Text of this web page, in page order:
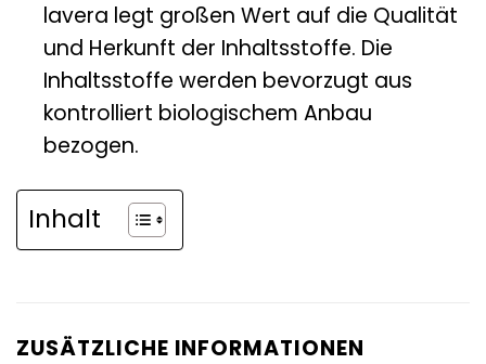
lavera legt großen Wert auf die Qualität
und Herkunft der Inhaltsstoffe. Die
Inhaltsstoffe werden bevorzugt aus
kontrolliert biologischem Anbau
bezogen.
Inhalt
ZUSÄTZLICHE INFORMATIONEN